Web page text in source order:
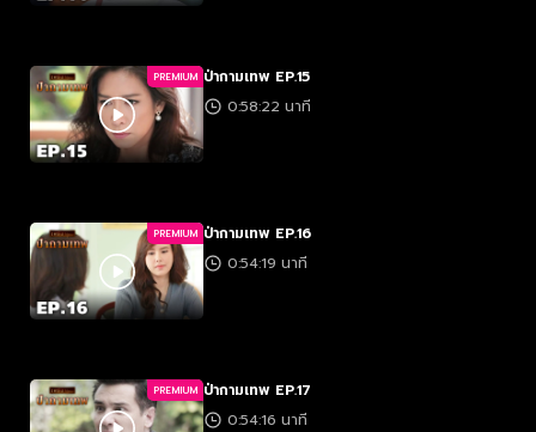
PREMIUM ป่ากามเทพ EP.15
0:58:22 นาที
PREMIUM ป่ากามเทพ EP.16
0:54:19 นาที
PREMIUM ป่ากามเทพ EP.17
0:54:16 นาที